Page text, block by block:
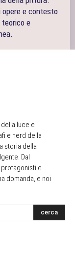
opere e contesto
e
luce e
e nerd della
storia della
Dal
e
domanda, e noi
cerca